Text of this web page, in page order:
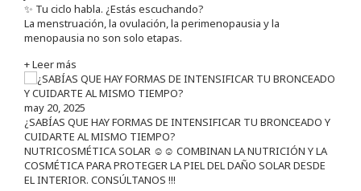
✨ Tu ciclo habla. ¿Estás escuchando?
La menstruación, la ovulación, la perimenopausia y la
menopausia no son solo etapas.
+ Leer más
may 20, 2025
¿SABÍAS QUE HAY FORMAS DE INTENSIFICAR TU BRONCEADO Y
CUIDARTE AL MISMO TIEMPO?
NUTRICOSMÉTICA SOLAR ☺️☺️ COMBINAN LA NUTRICIÓN Y LA
COSMÉTICA PARA PROTEGER LA PIEL DEL DAÑO SOLAR DESDE
EL INTERIOR. CONSÚLTANOS !!!